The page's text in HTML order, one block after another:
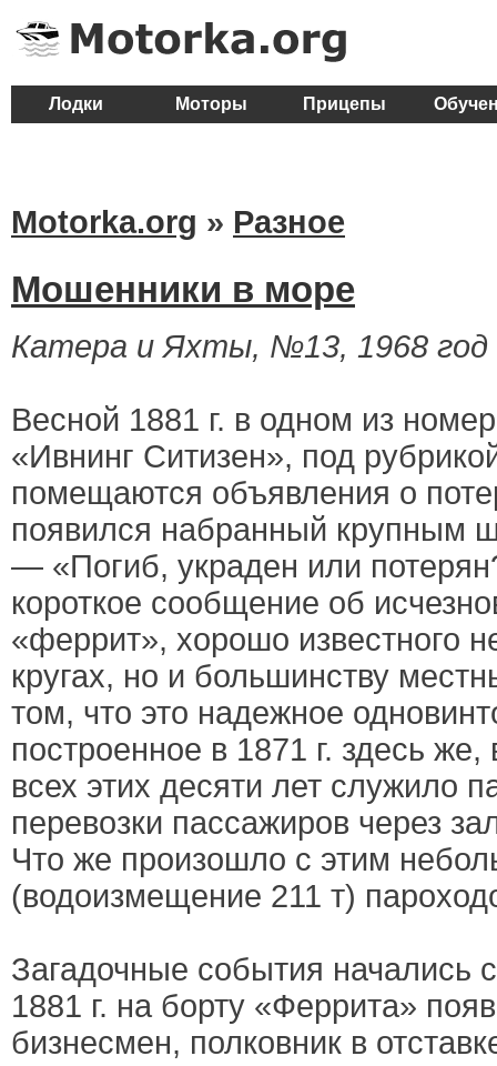
Лодки Моторы Прицепы
Motorka.org » Разное
Мошенники в море
Катера и Яхты, №13, 1968 год
Весной 1881 г. в одном из
«Ивнинг Ситизен», под
помещаются объявления о
появился набранный крупным
— «Погиб, украден или
короткое сообщение об
«феррит», хорошо известного
кругах, но и большинству
том, что это надежное
построенное в 1871 г. здесь же,
всех этих десяти лет служило
перевозки пассажиров через
Что же произошло с этим
(водоизмещение 211 т)
Загадочные события начались
1881 г. на борту «Феррита»
бизнесмен, полковник в